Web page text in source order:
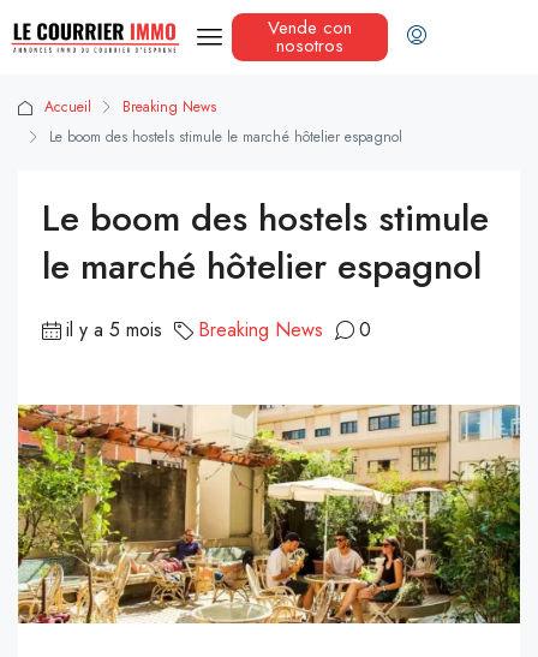
Vende con
nosotros
Accueil
Breaking News
Le boom des hostels stimule le marché hôtelier espagnol
Le boom des hostels stimule
le marché hôtelier espagnol
il y a 5 mois Breaking News 0